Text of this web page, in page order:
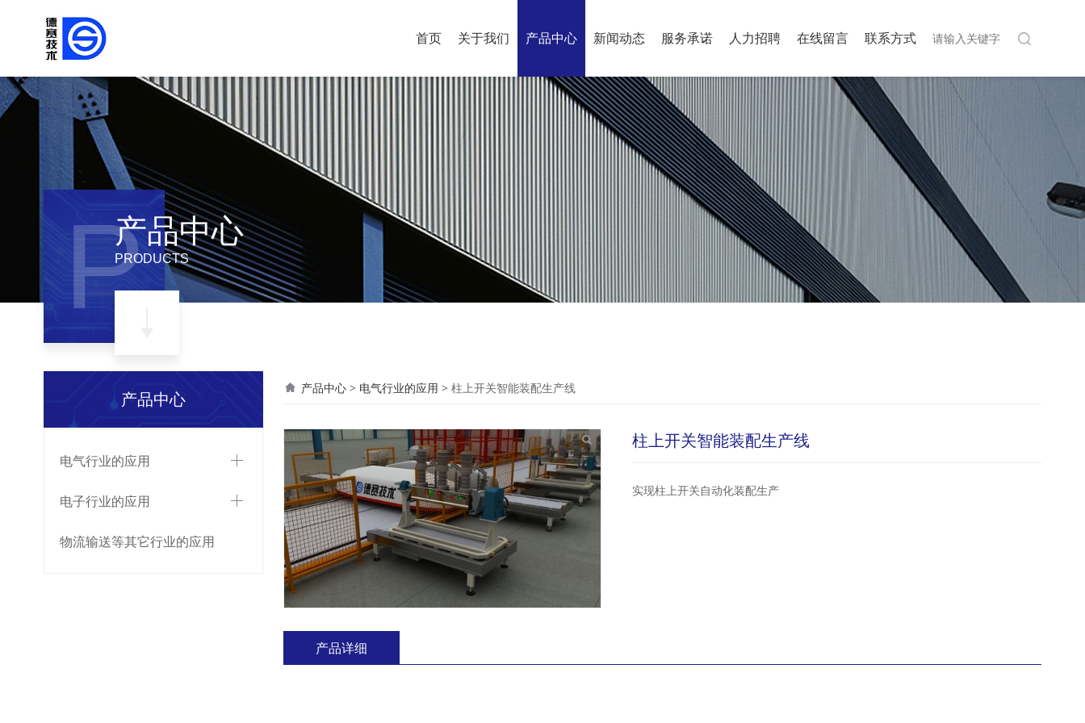
首页 关于我们 产品中心 新闻动态 服务承诺 人力招聘 在线留言 联系方式
P产品中心
PRODUCTS
产品中心
电气行业的应用
电子行业的应用
物流输送等其它行业的应用
柱上开关智能装配生产线
产品中心> 电气行业的应用 > 柱上开关智能装配生产线
柱上开关智能装配生产线
实现柱上开关自动化装配生产
产品详细